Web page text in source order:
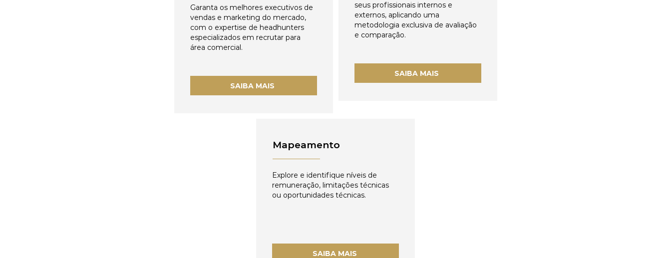
Garanta os melhores executivos de
vendas e marketing do mercado,
com o expertise de headhunters
especializados em recrutar para
área comercial.
SAIBA MAIS
seus profissionais internos e
externos, aplicando uma
metodologia exclusiva de avaliação
e comparação.
SAIBA MAIS
Mapeamento
Explore e identifique níveis de
remuneração, limitações técnicas
ou oportunidades técnicas.
SAIBA MAIS